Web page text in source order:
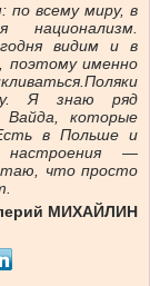
по всему миру, в
видим и в
поэтому именно
Я знаю ряд
Вайда, которые
в Польше и
настроения —
что просто
МИХАЙЛИН